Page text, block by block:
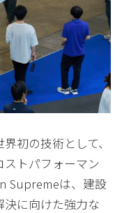
初の技術として、
トパフォーマン
Supremeは、建設
に向けた強力な